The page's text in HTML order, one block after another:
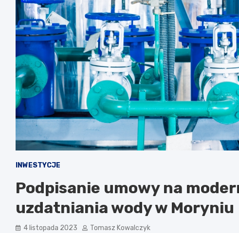
INWESTYCJE
Podpisanie umowy na
uzdatniania wody w Moryniu
4 listopada 2023 Tomasz Kowalczyk